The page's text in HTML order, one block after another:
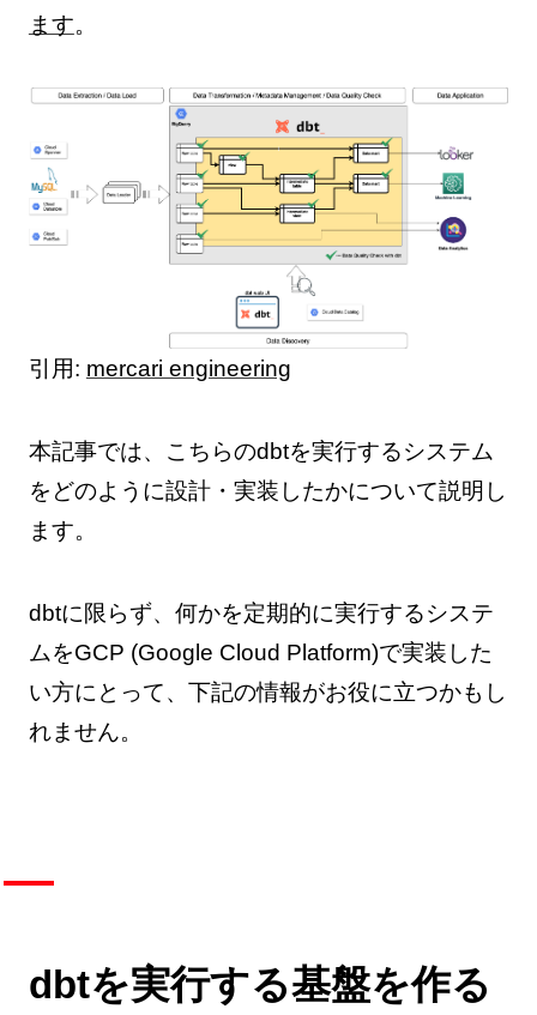
ます。
引用: mercari engineering
本記事では、こちらのdbtを実行するシステム
をどのように設計・実装したかについて説明し
ます。
dbtに限らず、何かを定期的に実行するシステ
ムをGCP (Google Cloud Platform)で実装した
い方にとって、下記の情報がお役に立つかもし
れません。
dbtを実行する基盤を作る